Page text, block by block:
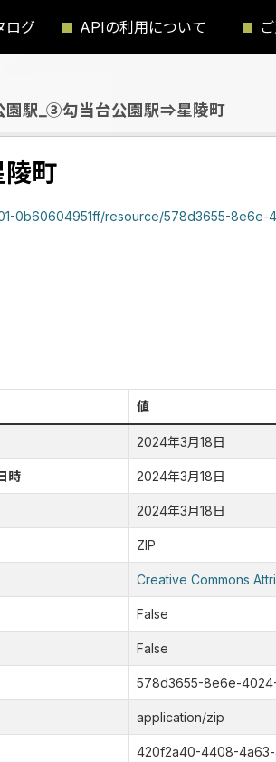
ログ APIの利用について
園駅_③勾当台公園駅⇒星陵町
町
resource/578d3655-8e6e-4024-96da-
値
2024年3月18日
時 2024年3月18日
2024年3月18日
ZIP
Creative Commons
False
False
578d3655-8e6e-
application/zip
420f2a40-4408-